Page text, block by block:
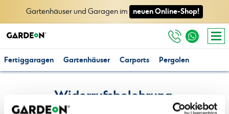
Gartenhäuser und Garagen im neuen Online-Shop!
Fertiggaragen Gartenhäuser Carports Pergolen
Widerrufsbelehrung,
Widerrufsformular und Verzicht